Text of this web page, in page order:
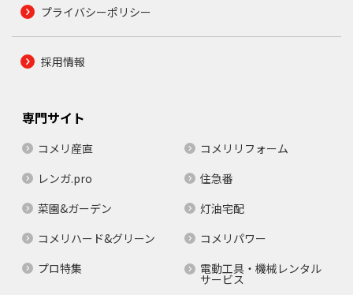
プライバシーポリシー
採用情報
専門サイト
コメリ産直
コメリリフォーム
レンガ.pro
住急番
菜園&ガーデン
灯油宅配
コメリハード&グリーン
コメリパワー
プロ特集
電動工具・機械レンタル
サービス